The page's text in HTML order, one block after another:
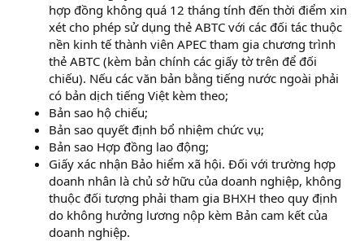
hợp đồng không quá 12 tháng tính đến thời điểm xin
xét cho phép sử dụng thẻ ABTC với các đối tác thuộc
nền kinh tế thành viên APEC tham gia chương trình
thẻ ABTC (kèm bản chính các giấy tờ trên để đối
chiếu). Nếu các văn bản bằng tiếng nước ngoài phải
có bản dịch tiếng Việt kèm theo;
Bản sao hộ chiếu;
Bản sao quyết định bổ nhiệm chức vụ;
Bản sao Hợp đồng lao động;
Giấy xác nhận Bảo hiểm xã hội. Đối với trường hợp
doanh nhân là chủ sở hữu của doanh nghiệp, không
thuộc đối tượng phải tham gia BHXH theo quy định
do không hưởng lương nộp kèm Bản cam kết của
doanh nghiệp.